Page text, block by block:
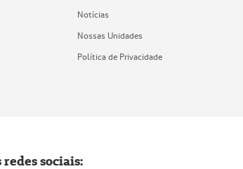
Notícias
Nossas Unidades
Política de Privacidade
redes sociais: